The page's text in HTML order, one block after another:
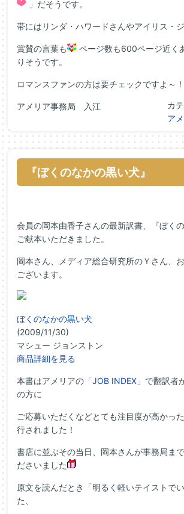
」だそうです。
帯にはリンダ・ハワードさんやアイリス・
賞賛の言葉も
ページ数も600ページ近く
りそうです。
ロマンスファンの方は要チェックですよ～！
アメリア事務局 入江
カ
ア
『ぼくのなかの黒い犬』
会員の岡本由香子さんの最新訳書、『ぼく
ご献本いただきました。
岡本さん、メディア総合研究所のＹさん、
ございます。
ぼくのなかの黒い犬
(2009/11/30)
マシュー ジョンストン
商品詳細を見る
本書はアメリアの「JOB INDEX 」で翻訳者
の方に
ご応募いただくなどとても注目度が高かった
行されました！
書店に並ぶその当日、岡本さんが事務局ま
ださいました
原文を読んだとき「明るく軽いテイストで
た、